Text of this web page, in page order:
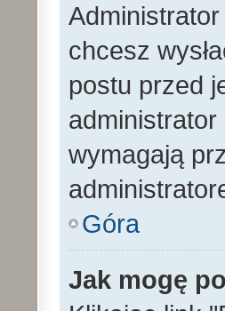
chcesz
postu przed
administrator
wymagają
Góra
Jak mogę